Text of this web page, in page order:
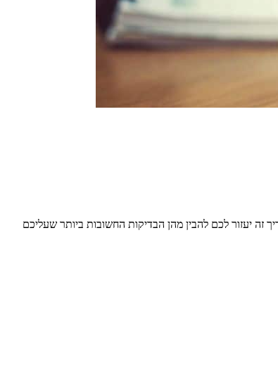
יעזור לכם להבין מהן הבדיקות החשובות ביותר שעליכם